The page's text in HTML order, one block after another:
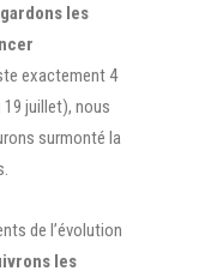
les
exactement 4
juillet), nous
surmonté la
de l’évolution
les